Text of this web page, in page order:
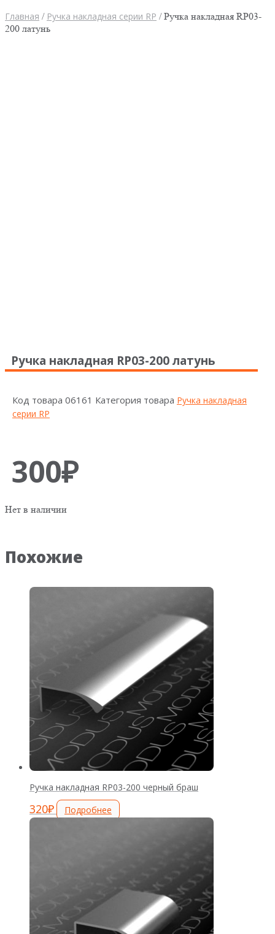
Главная / Ручка накладная серии RP / Ручка накладная RP03-
200 латунь
Ручка накладная RP03-200 латунь
Код товара 06161 Категория товара Ручка накладная
серии RP
300₽
Нет в наличии
Похожие
Ручка накладная RP03-200 черный браш
320₽ Подробнее